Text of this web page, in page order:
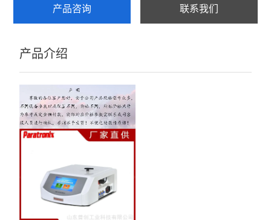
产品咨询 联系我们
产品介绍